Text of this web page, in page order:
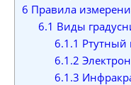
6 Правила
6.1 Виды
6.1.1 Ртутный
6.1.2
6.1.3